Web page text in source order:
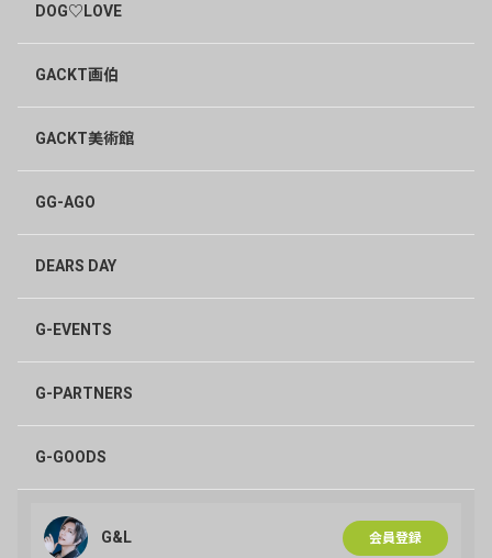
DOG♡LOVE
GACKT画伯
GACKT美術館
GG-AGO
DEARS DAY
G-EVENTS
G-PARTNERS
G-GOODS
G&L 会員登録